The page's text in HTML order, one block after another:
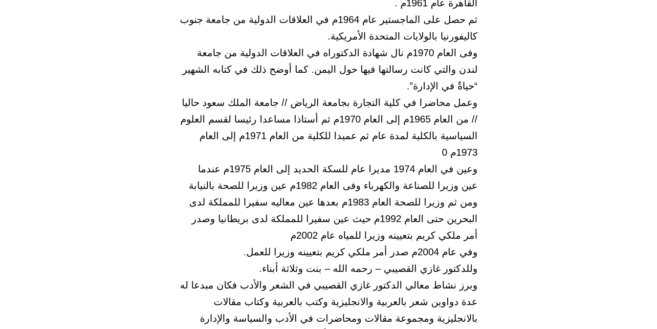
القاهرة عام 1961م .
ثم حصل على الماجستير عام 1964م في العلاقات الدولية من جامعة جنوب
كاليفورنيا بالولايات المتحدة الأمريكية.
وفى العام 1970م نال شهادة الدكتوراه في العلاقات الدولية من جامعة
لندن والتي كانت رسالتها فيها حول اليمن. كما أوضح ذلك في كتابه الشهير
“حياةٌ في الإدارة”.
وعمل محاضرا في كلية التجارة بجامعة الرياض // جامعة الملك سعود حاليا
// من العام 1965م إلى العام 1970م ثم أستاذا مساعدا رئيسا لقسم العلوم
السياسية بالكلية لمدة عام ثم عميدا للكلية من العام 1971م‌ إلى العام
1973م 0
وعين في العام 1974 مديرا عام للسكة الحديد إلى العام 1975م عندما
عين وزيرا للصناعة والكهرباء وفى العام 1982م عين وزيرا للصحة بالنيابة
ومن ثم وزيرا للصحة العام 1983م بعدها عين معاليه سفيرا للمملكة لدى
البحرين حتى العام 1992م حيث عين سفيرا للمملكة لدى بريطانيا وصدر
أمر ملكي كريم بتعيينه وزيرا للمياه عام 2002م
وفي عام 2004م صدر أمر ملكي كريم بتعيينه وزيرا للعمل.
وللدكتور غازي القصيبي – رحمه الله – بنت وثلاثة أبناء.
وبرز نشاط معالي الدكتور غازي القصيبي في الشعر والأدب فكان مبدعا له
عدة دواوين شعر بالعربية والانجليزية وكتب بالعربية وكتاب مقالات
بالانجليزية ومجموعة مقالات ومحاضرات في الأدب والسياسة والإدارة